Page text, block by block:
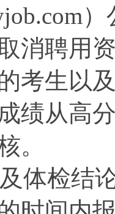
消聘用
考生以
绩从高
。
体检结